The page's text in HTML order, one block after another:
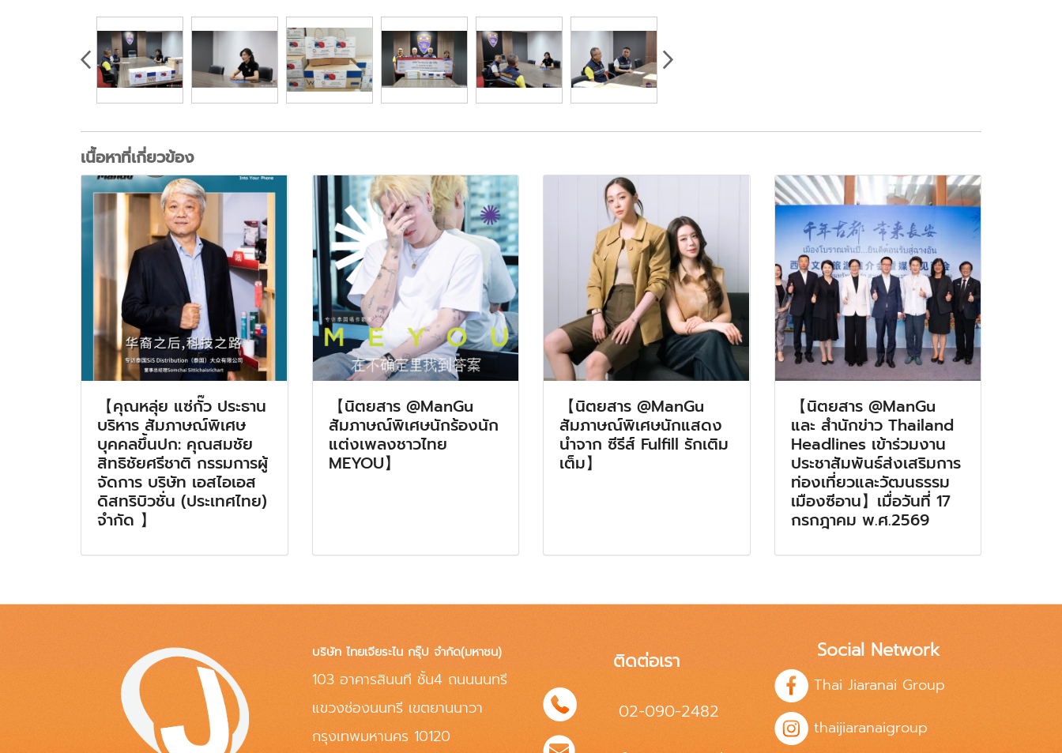
เนื้อหาที่เกี่ยวข้อง
【คุณหลุ่ย แซ่กั๊ว ประธาน
บริหาร สัมภาษณ์พิเศษ
บุคคลขึ้นปก: คุณสมชัย
สิทธิชัยศรีชาติ กรรมการผู้
จัดการ บริษัท เอสไอเอส
ดิสทริบิวชั่น (ประเทศไทย)
จำกัด 】
【นิตยสาร @ManGu
สัมภาษณ์พิเศษนักร้องนัก
แต่งเพลงชาวไทย
MEYOU】
【นิตยสาร @ManGu
สัมภาษณ์พิเศษนักแสดง
นำจาก ซีรีส์ Fulfill รักเติม
เต็ม】
【นิตยสาร @ManGu
และ สำนักข่าว Thailand
Headlines เข้าร่วมงาน
ประชาสัมพันธ์ส่งเสริมการ
ท่องเที่ยวและวัฒนธรรม
เมืองซีอาน】เมื่อวันที่ 17
กรกฎาคม พ.ศ.2569
บริษัท ไทยเจียระไน กรุ๊ป จำกัด(มหาชน)
103 อาคารสินนที ชั้น4 ถนนนนทรี
แขวงช่องนนทรี เขตยานนาวา
กรุงเทพมหานคร 10120
ติดต่อเรา
02-090-2482
Social Network
Thai Jiaranai Group
thaijiaranaigroup